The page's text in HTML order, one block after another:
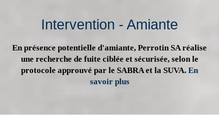
Intervention - Amiante
En présence potentielle d'amiante, Perrotin SA réalise
une recherche de fuite ciblée et sécurisée, selon le
protocole approuvé par le SABRA et la SUVA. En
savoir plus